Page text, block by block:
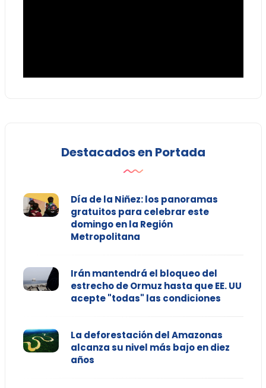
Destacados en Portada
Día de la Niñez: los panoramas
gratuitos para celebrar este
domingo en la Región
Metropolitana
Irán mantendrá el bloqueo del
estrecho de Ormuz hasta que EE. UU
acepte "todas" las condiciones
La deforestación del Amazonas
alcanza su nivel más bajo en diez
años